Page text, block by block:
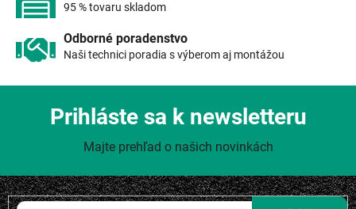
95 % tovaru skladom
Odborné poradenstvo
Naši technici poradia s výberom aj montážou
Prihláste sa k newsletteru
Majte prehľad o našich novinkách